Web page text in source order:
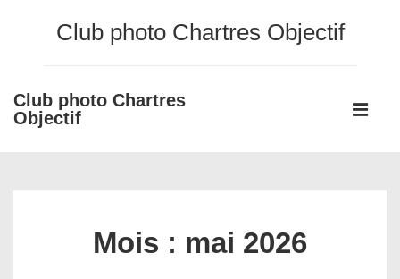
principal
Club photo Chartres Objectif
Club photo Chartres
Objectif
Main
Mois : mai 2026